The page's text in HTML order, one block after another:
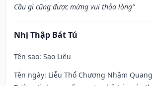
Cầu gì cũng được mừng vui thỏa lòng”
Nhị Thập Bát Tú
Tên sao: Sao Liễu
Tên ngày: Liễu Thổ Chương Nhậm